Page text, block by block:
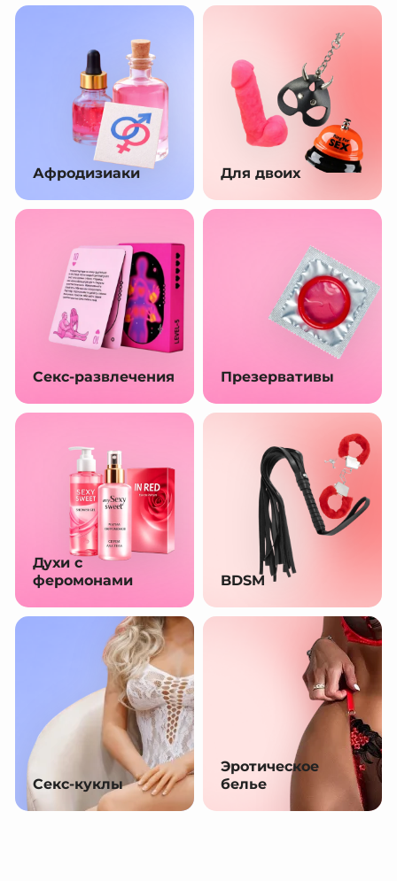
Афродизиаки Для двоих
Секс-развлечения Презервативы
Духи с
феромонами
BDSM
Секс-куклы
Эротическое
белье